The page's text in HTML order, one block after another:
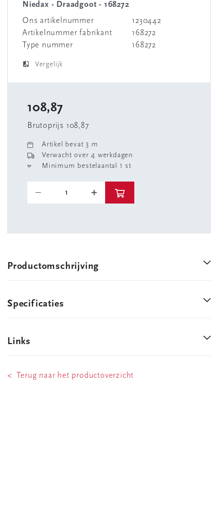
Niedax - Draadgoot - 168272
Ons artikelnummer
1230442
Artikelnummer fabrikant
168272
Type nummer
168272
Vergelijk
108,87
Brutoprijs 108,87
Artikel bevat 3 m
Verwacht over 4 werkdagen
Minimum bestelaantal 1 st
Productomschrijving
Specificaties
Links
< Terug naar het productoverzicht